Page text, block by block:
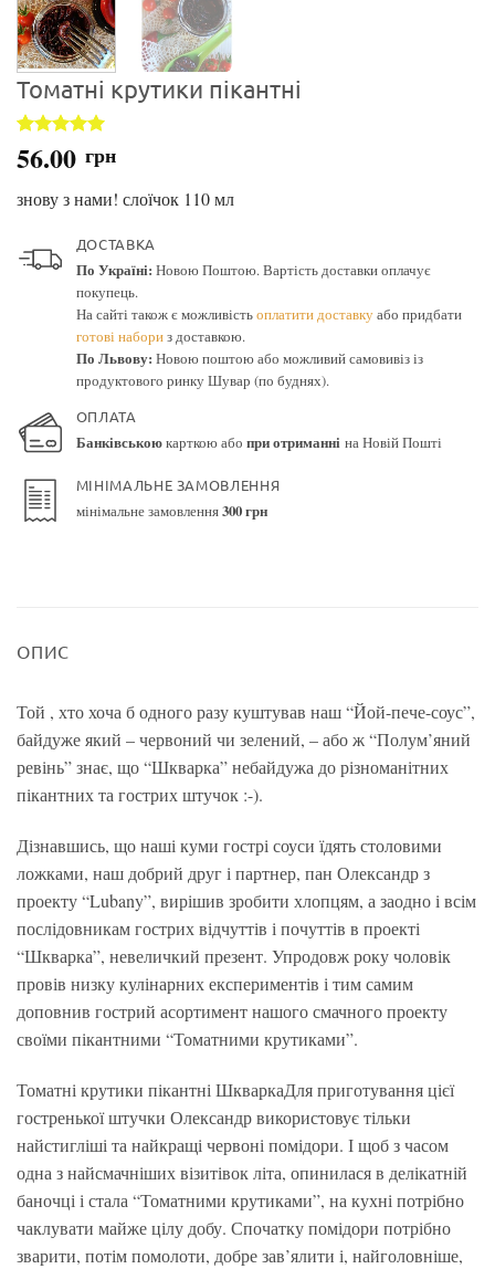
Томатні крутики пікантні
Рейтинг
з 5 на
опитування
1
56.00 грн
знову з нами! слоїчок 110 мл
ДОСТАВКА
По Україні: Новою Поштою. Вартість доставки оплачує
покупець.
На сайті також є можливістьоплатити доставкуабо придбати
готові набориз доставкою.
По Львову: Новою поштою або можливий самовивіз із
продуктового ринку Шувар (по буднях).
ОПЛАТА
Банківськоюкарткою або при отриманніна Новій Пошті
МІНІМАЛЬНЕ ЗАМОВЛЕННЯ
мінімальне замовлення300 грн
ОПИС
Той , хто хоча б одного разу куштував наш “Йой-пече-соус”,
байдуже який – червоний чи зелений, – або ж “Полум’яний
ревінь” знає, що “Шкварка” небайдужа до різноманітних
пікантних та гострих штучок :-).
Дізнавшись, що наші куми гострі соуси їдять столовими
ложками, наш добрий друг і партнер, пан Олександр з
проекту “Lubany”, вирішив зробити хлопцям, а заодно і всім
послідовникам гострих відчуттів і почуттів в проекті
“Шкварка”, невеличкий презент. Упродовж року чоловік
провів низку кулінарних експериментів і тим самим
доповнив гострий асортимент нашого смачного проекту
своїми пікантними “Томатними крутиками”.
Томатні крутики пікантні ШкваркаДля приготування цієї
гостренької штучки Олександр використовує тільки
найстигліші та найкращі червоні помідори. І щоб з часом
одна з найсмачніших візитівок літа, опинилася в делікатній
баночці і стала “Томатними крутиками”, на кухні потрібно
чаклувати майже цілу добу. Спочатку помідори потрібно
зварити, потім помолоти, добре зав’ялити і, найголовніше,